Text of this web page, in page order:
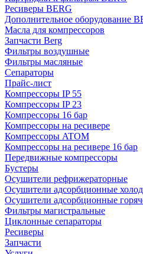
Ресиверы BERG
Дополнительное оборудование
Масла для компрессоров
Запчасти Berg
Фильтры воздушные
Фильтры масляные
Сепараторы
Прайс-лист
Компрессоры IP 55
Компрессоры IP 23
Компрессоры 16 бар
Компрессоры на ресивере
Компрессоры ATOM
Компрессоры на ресивере 16 бар
Передвижные компрессоры
Бустеры
Осушители рефрижераторные
Осушители адсорбционные
Осушители адсорбционные
Фильтры магистральные
Циклонные сепараторы
Ресиверы
Запчасти